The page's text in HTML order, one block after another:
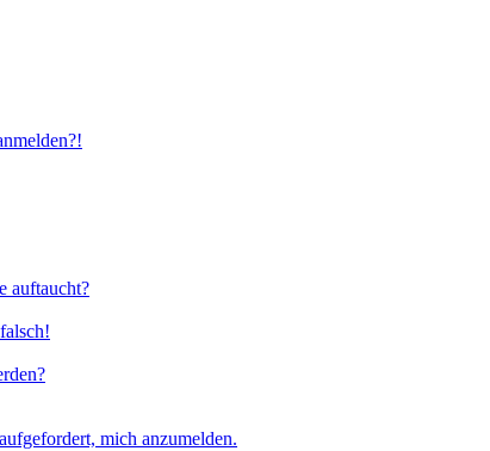
auftaucht?
mich anzumelden.